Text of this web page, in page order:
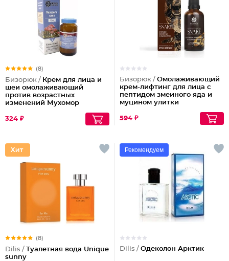
(8)
Бизорюк / Крем для лица и
шеи омолаживающий
против возрастных
изменений Мухомор
324 ₽
Бизорюк / Омолаживающий
крем-лифтинг для лица с
пептидом змеиного яда и
муцином улитки
594 ₽
(8)
Dilis / Туалетная вода Unique
sunny
Рекомендуем
Dilis / Одеколон Арктик